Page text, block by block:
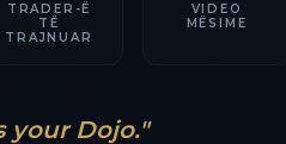
TRADER-Ë
TË
TRAJNUAR
VIDEO
MËSIME
your Dojo."